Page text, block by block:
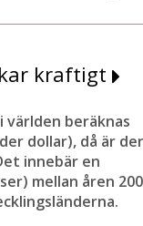
kraftigt
världen beräknas
dollar), då är
innebär en
mellan åren